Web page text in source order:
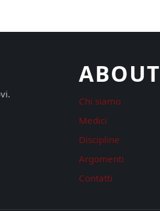
ABOUT
Chi siamo
Medici
Discipline
Argomenti
Contatti